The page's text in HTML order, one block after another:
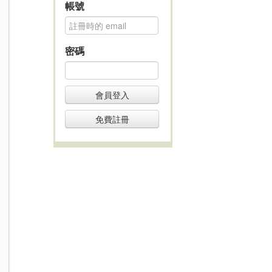
帳號
密碼
會員登入
免費註冊